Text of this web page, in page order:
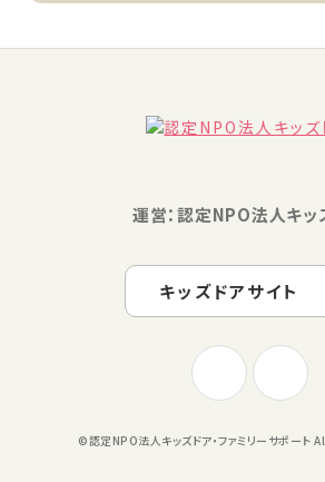
運営：認定NPO法人キッ
キッズドアサイト
©認定NPO法人キッズドア・ファミリーサポー